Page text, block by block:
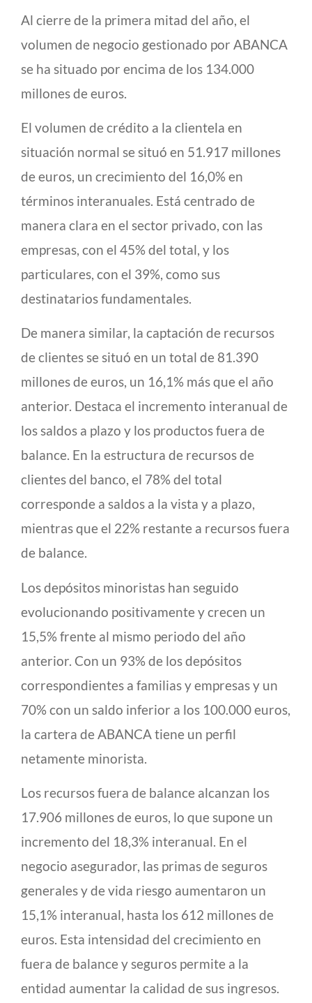
Al cierre de la primera mitad del año, el
volumen de negocio gestionado por ABANCA
se ha situado por encima de los 134.000
millones de euros.
El volumen de crédito a la clientela en
situación normal se situó en 51.917 millones
de euros, un crecimiento del 16,0% en
términos interanuales. Está centrado de
manera clara en el sector privado, con las
empresas, con el 45% del total, y los
particulares, con el 39%, como sus
destinatarios fundamentales.
De manera similar, la captación de recursos
de clientes se situó en un total de 81.390
millones de euros, un 16,1% más que el año
anterior. Destaca el incremento interanual de
los saldos a plazo y los productos fuera de
balance. En la estructura de recursos de
clientes del banco, el 78% del total
corresponde a saldos a la vista y a plazo,
mientras que el 22% restante a recursos fuera
de balance.
Los depósitos minoristas han seguido
evolucionando positivamente y crecen un
15,5% frente al mismo periodo del año
anterior. Con un 93% de los depósitos
correspondientes a familias y empresas y un
70% con un saldo inferior a los 100.000 euros,
la cartera de ABANCA tiene un perfil
netamente minorista.
Los recursos fuera de balance alcanzan los
17.906 millones de euros, lo que supone un
incremento del 18,3% interanual. En el
negocio asegurador, las primas de seguros
generales y de vida riesgo aumentaron un
15,1% interanual, hasta los 612 millones de
euros. Esta intensidad del crecimiento en
fuera de balance y seguros permite a la
entidad aumentar la calidad de sus ingresos.